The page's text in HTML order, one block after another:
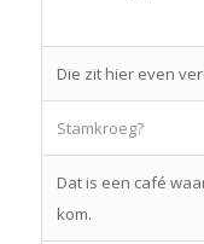
Die zit hier even
Stamkroeg?
Dat is een café
kom.